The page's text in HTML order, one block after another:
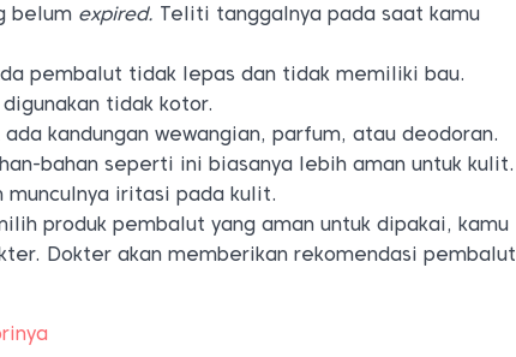
belum expired. Teliti tanggalnya pada saat kamu
pembalut tidak lepas dan tidak memiliki bau.
tidak kotor.
kandungan wewangian, parfum, atau deodoran.
bahan seperti ini biasanya lebih aman untuk kulit.
munculnya iritasi pada kulit.
produk pembalut yang aman untuk dipakai, kamu
Dokter akan memberikan rekomendasi pembalut